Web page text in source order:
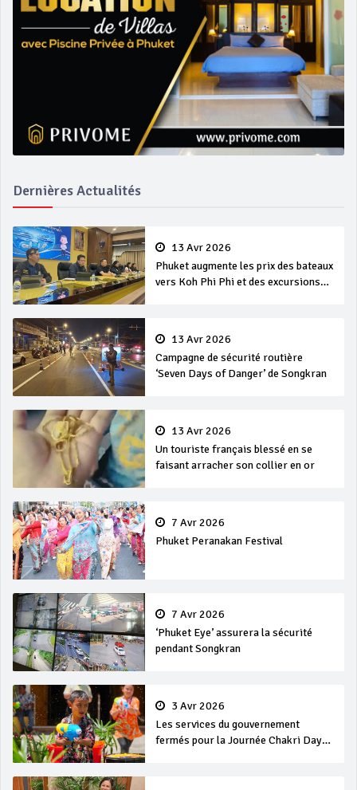
Dernières Actualités
13 Avr 2026
Phuket augmente les prix des bateaux
vers Koh Phi Phi et des excursions
13 Avr 2026
Campagne de sécurité routière
‘Seven Days of Danger’ de Songkran
13 Avr 2026
Un touriste français blessé en se
faisant arracher son collier en or
7 Avr 2026
Phuket Peranakan Festival
7 Avr 2026
‘Phuket Eye’ assurera la sécurité
pendant Songkran
3 Avr 2026
Les services du gouvernement
fermés pour la Journée Chakri Day